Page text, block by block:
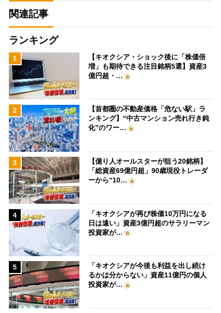
関連記事
ランキング
1
【キオクシア・ショック後に「株価倍
増」も期待できる注目銘柄5選】資産3
億円超・…
2
【首都圏の不動産価格「危ない駅」ラ
ンキング】“中古マンション売れ行き鈍
化”のワー…
3
【億り人オールスターが狙う20銘柄】
「総資産69億円超」90歳現役トレーダ
ーから“10…
4
「キオクシアが再び株価10万円になる
日は遠い」資産3億円超のサラリーマン
投資家が…
5
「キオクシアが今後も利益を出し続け
るかは分からない」資産11億円の個人
投資家が…